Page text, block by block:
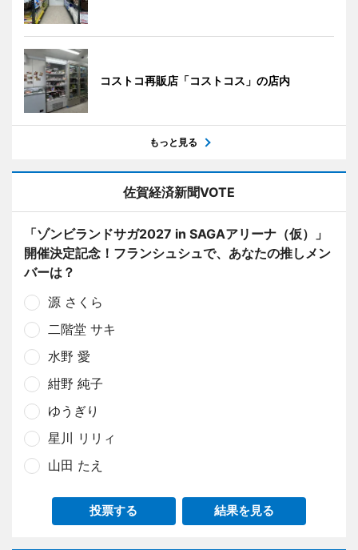
コストコ再販店「コストコス」の店内
もっと見る
佐賀経済新聞VOTE
「ゾンビランドサガ2027 in SAGAアリーナ（仮）」
開催決定記念！フランシュシュで、あなたの推しメン
バーは？
源 さくら
二階堂 サキ
水野 愛
紺野 純子
ゆうぎり
星川 リリィ
山田 たえ
投票する 結果を見る